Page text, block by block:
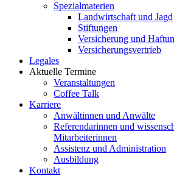
Spezialmaterien
Landwirtschaft und Jagd
Stiftungen
Versicherung und
Versicherungsvertrieb
Legales
Aktuelle Termine
Veranstaltungen
Coffee Talk
Karriere
Anwältinnen und Anwälte
Referendarinnen und
Mitarbeiterinnen
Assistenz und Administration
Ausbildung
Kontakt